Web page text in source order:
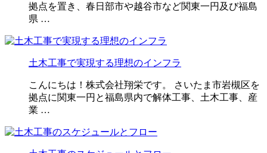
拠点を置き、春日部市や越谷市など関東一円及び福島
県 …
土木工事で実現する理想のインフラ
こんにちは！株式会社翔栄です。 さいたま市岩槻区を
拠点に関東一円と福島県内で解体工事、土木工事、産
業 …